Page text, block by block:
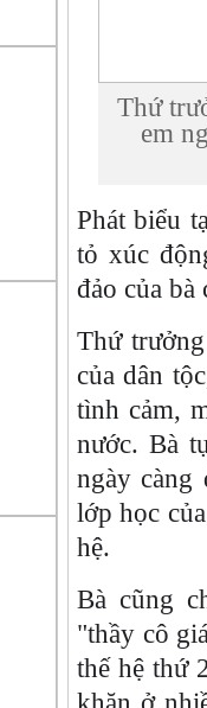
Thứ
em
Phát biểu
tỏ xúc
đảo của
Thứ
của dân
tình cảm,
nước. Bà
ngày càng
lớp học
hệ.
Bà cũng
"thầy cô
thế hệ thứ